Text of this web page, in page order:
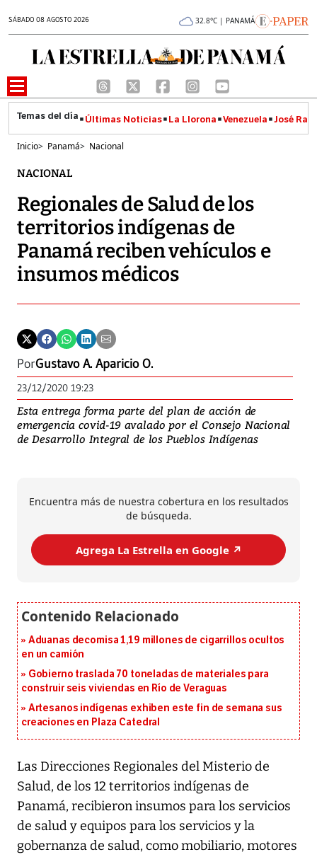
SÁBADO 08 AGOSTO 2026 32.8°C | PANAMÁ
Últimas Noticias La Llorona Venezuela José
Inicio> Panamá> Nacional
NACIONAL
Regionales de Salud de los
territorios indígenas de
Panamá reciben vehículos e
insumos médicos
PorGustavo A. Aparicio O.
23/12/2020 19:23
Esta entrega forma parte del plan de acción de
emergencia covid-19 avalado por el Consejo Nacional
de Desarrollo Integral de los Pueblos Indígenas
Encuentra más de nuestra cobertura en los resultados
de búsqueda.
Agrega La Estrella en Google ↗️
Aduanas decomisa 1,19 millones de cigarrillos ocultos
en un camión
Gobierno traslada 70 toneladas de materiales para
construir seis viviendas en Río de Veraguas
Artesanos indígenas exhiben este fin de semana sus
creaciones en Plaza Catedral
Las Direcciones Regionales del Misterio de
Salud, de los 12 territorios indígenas de
Panamá, recibieron insumos para los servicios
de salud y equipos para los servicios y la
gobernanza de salud, como mobiliario, motores